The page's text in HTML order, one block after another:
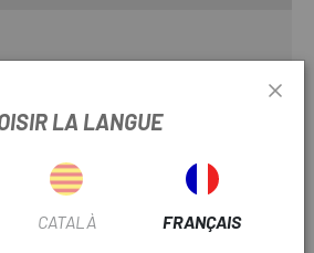
PRODUIT
ultraléger et imperméable
LA LANGUE
CATALÀ FRANÇAIS